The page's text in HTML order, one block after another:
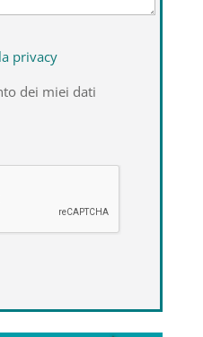
privacy
dei miei dati